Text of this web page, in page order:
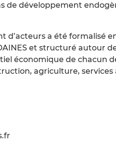
de développement
d’acteurs a été formalisé
et structuré autour
économique de chacun
agriculture,